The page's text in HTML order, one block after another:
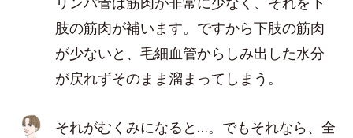
肢の筋肉が補います。ですから下肢の筋肉
が少ないと、毛細血管からしみ出した水分
が戻れずそのまま溜まってしまう。
それがむくみになると…。でもそれなら、全